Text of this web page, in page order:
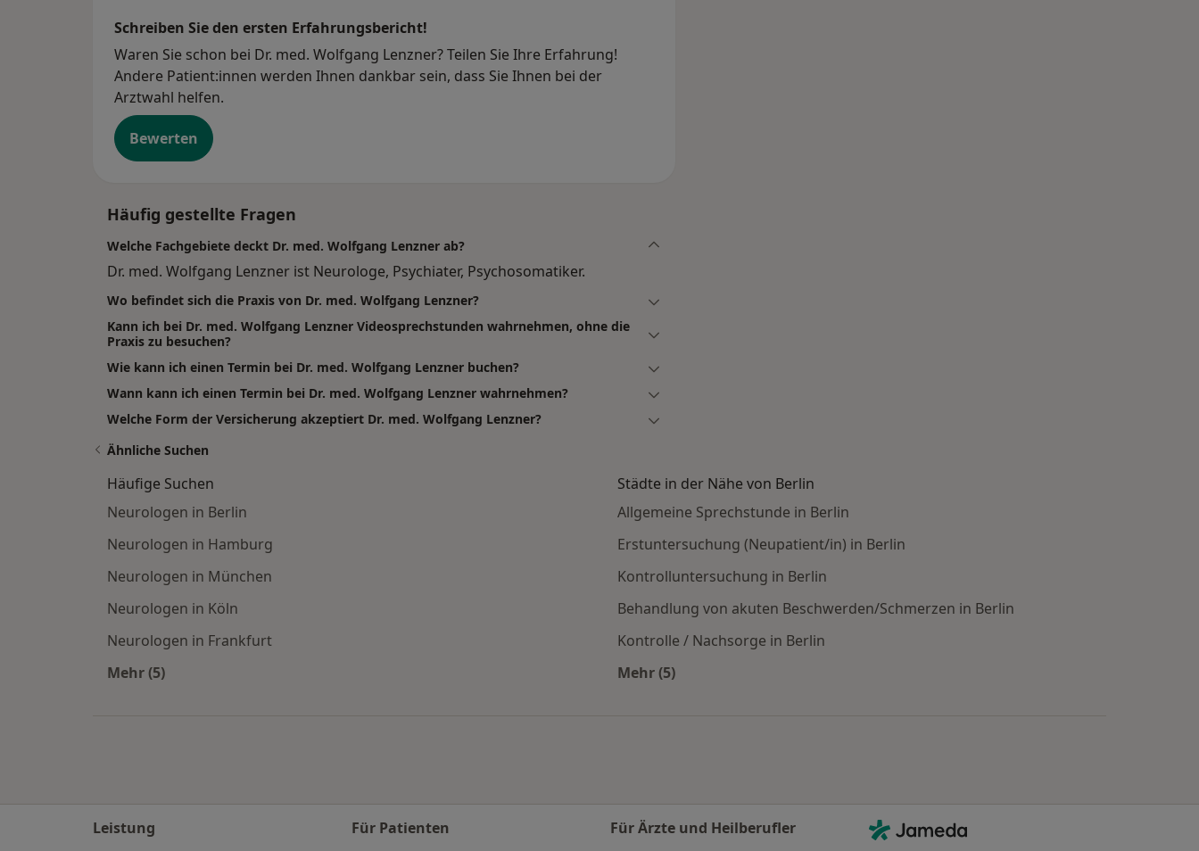
Schreiben Sie den ersten Erfahrungsbericht!
Waren Sie schon bei Dr. med. Wolfgang Lenzner? Teilen Sie Ihre Erfahrung!
Andere Patient:innen werden Ihnen dankbar sein, dass Sie Ihnen bei der
Arztwahl helfen.
Bewerten
Häufig gestellte Fragen
Welche Fachgebiete deckt Dr. med. Wolfgang Lenzner ab?
Dr. med. Wolfgang Lenzner ist Neurologe, Psychiater, Psychosomatiker.
Wo befindet sich die Praxis von Dr. med. Wolfgang Lenzner?
Kann ich bei Dr. med. Wolfgang Lenzner Videosprechstunden wahrnehmen, ohne die
Praxis zu besuchen?
Wie kann ich einen Termin bei Dr. med. Wolfgang Lenzner buchen?
Wann kann ich einen Termin bei Dr. med. Wolfgang Lenzner wahrnehmen?
Welche Form der Versicherung akzeptiert Dr. med. Wolfgang Lenzner?
Ähnliche Suchen
Häufige Suchen
Neurologen in Berlin
Neurologen in Hamburg
Neurologen in München
Neurologen in Köln
Neurologen in Frankfurt
Mehr (5)
Städte in der Nähe von Berlin
Allgemeine Sprechstunde in Berlin
Erstuntersuchung (Neupatient/in) in Berlin
Kontrolluntersuchung in Berlin
Behandlung von akuten Beschwerden/Schmerzen in Berlin
Kontrolle / Nachsorge in Berlin
Mehr (5)
Leistung
Für Patienten
Für Ärzte und Heilberufler
Kontakt
Jameda - Startseite